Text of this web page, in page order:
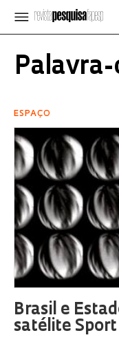
ESPAÇO
Brasil e
satélite Sport